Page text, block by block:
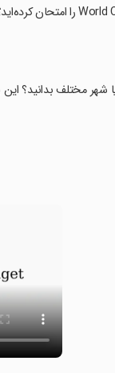
شهر مختلف بدانید؟